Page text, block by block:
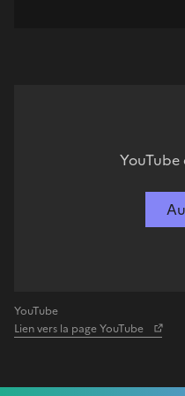
YouTube
YouTube
Lien vers la page YouTube